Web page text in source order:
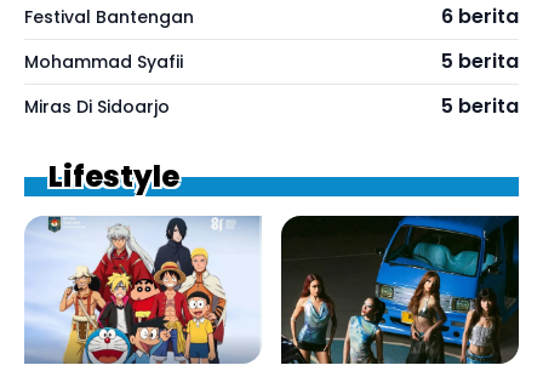
Festival Bantengan 6 berita
Mohammad Syafii 5 berita
Miras Di Sidoarjo 5 berita
Lifestyle